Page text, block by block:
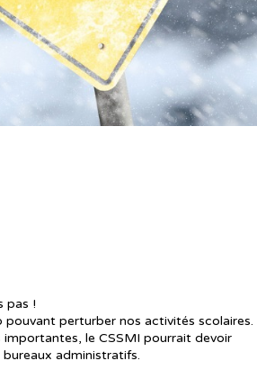
pas !
pouvant perturber nos activités scolaires.
le CSSMI pourrait devoir
administratifs.